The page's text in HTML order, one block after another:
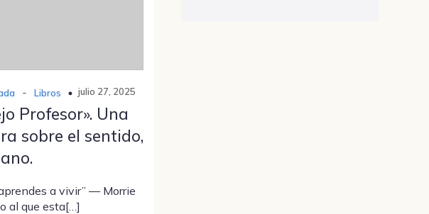
- Libros julio 27, 2025
Profesor». Una
sobre el sentido,
a vivir” — Morrie
al que esta[…]